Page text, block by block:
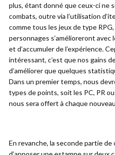
plus, étant donné que ceux-ci ne
combats, outre via l’utilisation
comme tous les jeux de type
personnages s’amélioreront
et d’accumuler de l’expérience.
intéressant, c’est que nos gains
d’améliorer que quelques
Dans un premier temps, nous
types de points, soit les PC, PR
nous sera offert à chaque
En revanche, la seconde partie